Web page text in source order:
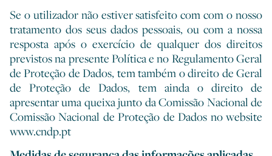
Se o utilizador não estiver satisfeito com com o nosso
tratamento dos seus dados pessoais, ou com a nossa
resposta após o exercício de qualquer dos direitos
previstos na presente Política e no Regulamento Geral
de Proteção de Dados, tem também o direito de Geral
de Proteção de Dados, tem ainda o direito de
apresentar uma queixa junto da Comissão Nacional de
Comissão Nacional de Proteção de Dados no website
www.cndp.pt